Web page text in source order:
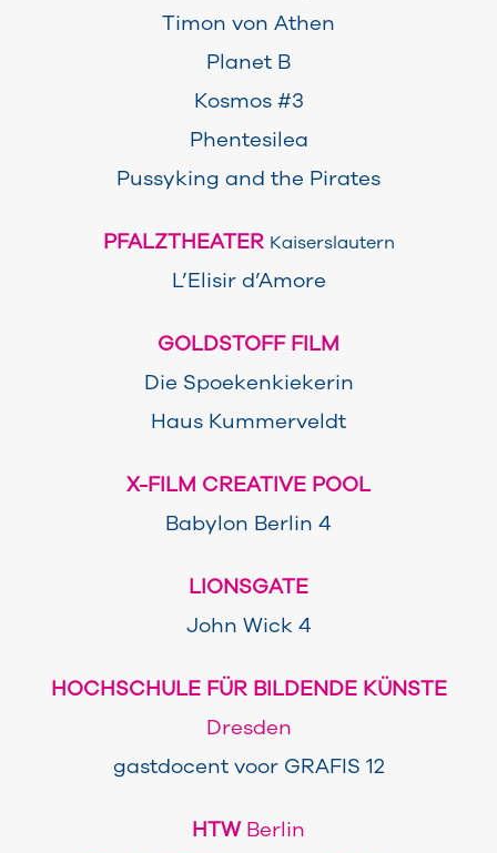
Timon von Athen
Planet B
Kosmos #3
Phentesilea
Pussyking and the Pirates
PFALZTHEATER Kaiserslautern
L’Elisir d’Amore
GOLDSTOFF FILM
Die Spoekenkiekerin
Haus Kummerveldt
X-FILM CREATIVE POOL
Babylon Berlin 4
LIONSGATE
John Wick 4
HOCHSCHULE FÜR BILDENDE KÜNSTE
Dresden
gastdocent voor GRAFIS 12
HTWBerlin